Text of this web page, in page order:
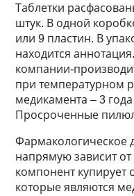
Таблетки
штук. В одной
или 9 пластин. В
находится
компании-
при температурном
медикамента – 3
Просроченные
Фармакологическое
напрямую зависит от
компонент купирует
которые являются